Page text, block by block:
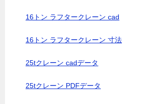
16トン ラフタークレーン cad
16トン ラフタークレーン 寸法
25tクレーン cadデータ
25tクレーン PDFデータ